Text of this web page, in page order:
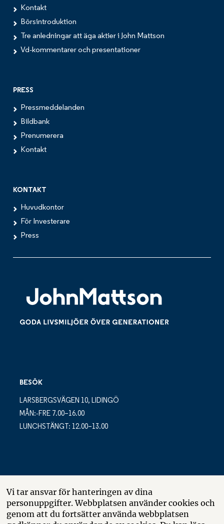
Kontakt
Börsintroduktion
Tre anledningar att äga aktier i John Mattson
Vd-kommentarer och presentationer
PRESS
Pressmeddelanden
Bildbank
Prenumerera
Kontakt
KONTAKT
Huvudkontor
För Investerare
Press
BESÖK
LARSBERGSVÄGEN 10, LIDINGÖ
MÅN:-FRE 7.00–16.00
LUNCHSTÄNGT: 12.00–13.00
LARSBERGSVÄGEN 10
BOX 10035
Vi tar ansvar för hanteringen av dina
personuppgifter. Webbplatsen använder cookies och
genom att du fortsätter använda webbplatsen